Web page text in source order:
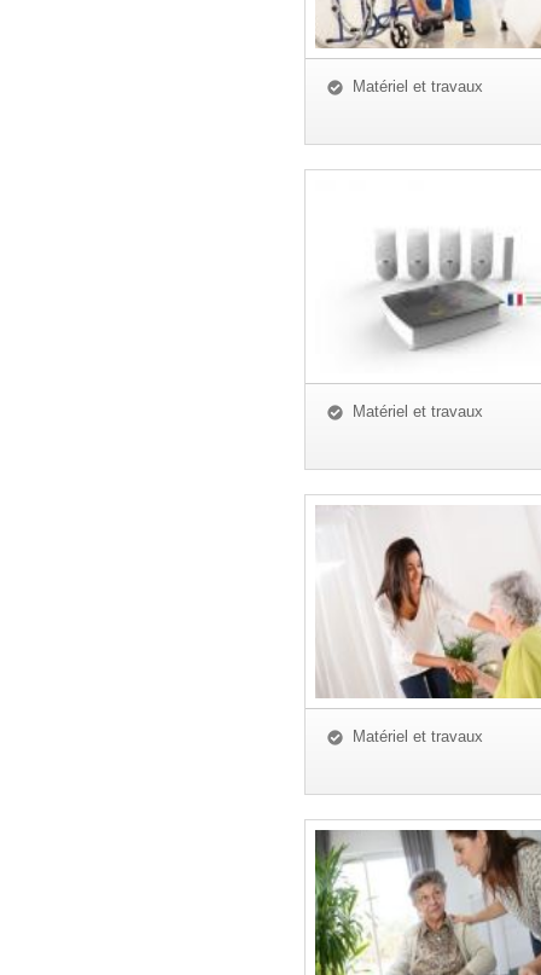
Matériel et travaux
Matériel et travaux
Matériel et travaux